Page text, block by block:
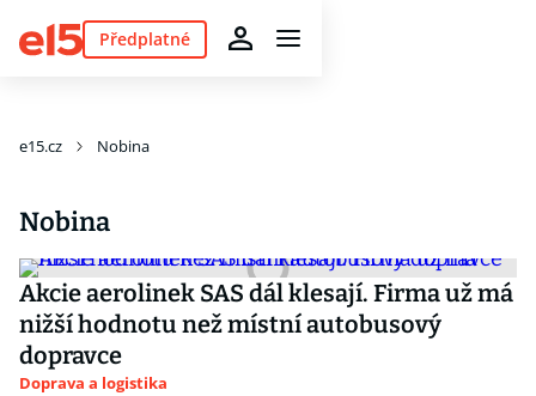
Předplatné
e15.cz Nobina
Nobina
Akcie aerolinek SAS dál klesají. Firma už má
nižší hodnotu než místní autobusový
dopravce
Doprava a logistika